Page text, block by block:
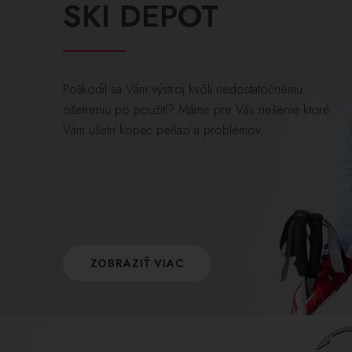
SKI DEPOT
Poškodil sa Vám výstroj kvôli nedostatočnému
ošetreniu po použití? Máme pre Vás riešenie ktoré
Vám ušetrí kopec peňazí a problémov.
ZOBRAZIŤ VIAC